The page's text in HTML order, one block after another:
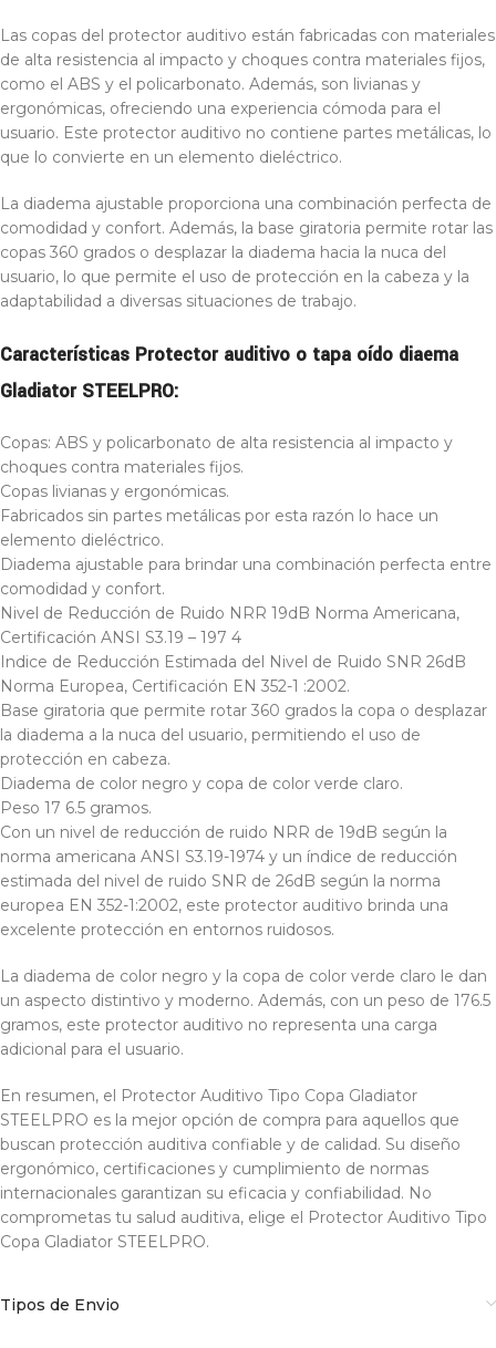
Las copas del protector auditivo están fabricadas con materiales
de alta resistencia al impacto y choques contra materiales fijos,
como el ABS y el policarbonato. Además, son livianas y
ergonómicas, ofreciendo una experiencia cómoda para el
usuario. Este protector auditivo no contiene partes metálicas, lo
que lo convierte en un elemento dieléctrico.
La diadema ajustable proporciona una combinación perfecta de
comodidad y confort. Además, la base giratoria permite rotar las
copas 360 grados o desplazar la diadema hacia la nuca del
usuario, lo que permite el uso de protección en la cabeza y la
adaptabilidad a diversas situaciones de trabajo.
Características Protector auditivo o tapa oído diaema
Gladiator STEELPRO:
Copas: ABS y policarbonato de alta resistencia al impacto y
choques contra materiales fijos.
Copas livianas y ergonómicas.
Fabricados sin partes metálicas por esta razón lo hace un
elemento dieléctrico.
Diadema ajustable para brindar una combinación perfecta entre
comodidad y confort.
Nivel de Reducción de Ruido NRR 19dB Norma Americana,
Certificación ANSI S3.19 – 197 4
Indice de Reducción Estimada del Nivel de Ruido SNR 26dB
Norma Europea, Certificación EN 352-1 :2002.
Base giratoria que permite rotar 360 grados la copa o desplazar
la diadema a la nuca del usuario, permitiendo el uso de
protección en cabeza.
Diadema de color negro y copa de color verde claro.
Peso 17 6.5 gramos.
Con un nivel de reducción de ruido NRR de 19dB según la
norma americana ANSI S3.19-1974 y un índice de reducción
estimada del nivel de ruido SNR de 26dB según la norma
europea EN 352-1:2002, este protector auditivo brinda una
excelente protección en entornos ruidosos.
La diadema de color negro y la copa de color verde claro le dan
un aspecto distintivo y moderno. Además, con un peso de 176.5
gramos, este protector auditivo no representa una carga
adicional para el usuario.
En resumen, el Protector Auditivo Tipo Copa Gladiator
STEELPRO es la mejor opción de compra para aquellos que
buscan protección auditiva confiable y de calidad. Su diseño
ergonómico, certificaciones y cumplimiento de normas
internacionales garantizan su eficacia y confiabilidad. No
comprometas tu salud auditiva, elige el Protector Auditivo Tipo
Copa Gladiator STEELPRO.
Tipos de Envio